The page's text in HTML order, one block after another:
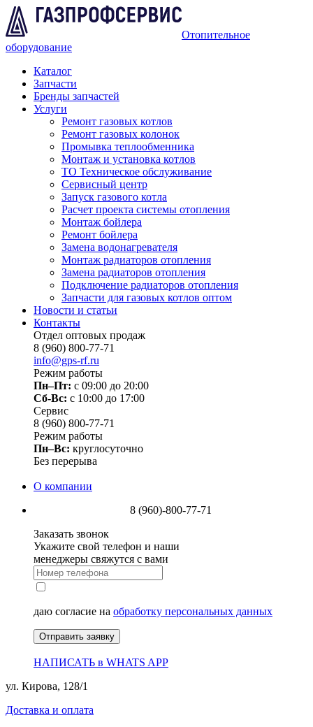
Отопительное
оборудование
Каталог
Запчасти
Бренды запчастей
Услуги
Ремонт газовых котлов
Ремонт газовых колонок
Промывка теплообменника
Монтаж и установка котлов
ТО Техническое обслуживание
Сервисный центр
Запуск газового котла
Расчет проекта системы отопления
Монтаж бойлера
Ремонт бойлера
Замена водонагревателя
Монтаж радиаторов отопления
Замена радиаторов отопления
Подключение радиаторов отопления
Запчасти для газовых котлов оптом
Новости и статьи
Контакты
Отдел оптовых продаж
8 (960) 800-77-71
info@gps-rf.ru
Режим работы
Пн–Пт: с 09:00 до 20:00
Сб-Вс: c 10:00 до 17:00
Сервис
8 (960) 800-77-71
Режим работы
Пн–Вс: круглосуточно
Без перерыва
О компании
8 (960)-800-77-71
Заказать звонок
Укажите свой телефон и наши
менеджеры свяжутся с вами
даю согласие на обработку персональных данных
Отправить заявку
НАПИСАТЬ в WHATS APP
ул. Кирова, 128/1
Доставка и оплата